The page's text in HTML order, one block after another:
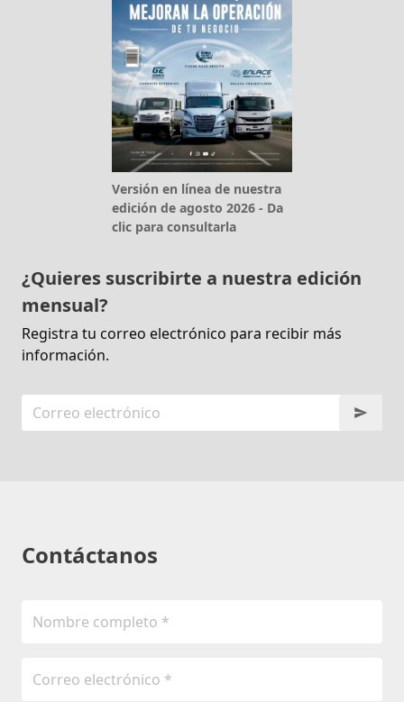
Versión en línea de nuestra
edición de agosto 2026 - Da
clic para consultarla
¿Quieres suscribirte a nuestra edición
mensual?
Registra tu correo electrónico para recibir más
información.
Contáctanos